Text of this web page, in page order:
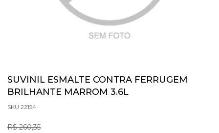
SUVINIL ESMALTE CONTRA FERRUGEM
BRILHANTE MARROM 3.6L
SKU 22154
R$ 260,35